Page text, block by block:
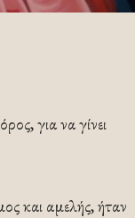
για να γίνει
και αμελής, ήταν